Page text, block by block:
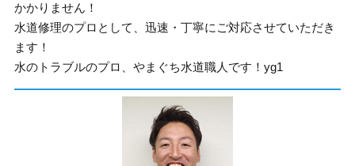
かかりません！
水道修理のプロとして、迅速・丁寧にご対応させていただき
ます！
水のトラブルのプロ、やまぐち水道職人です！yg1